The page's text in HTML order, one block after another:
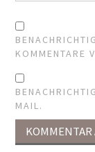
KOMMENTARE
MAIL.